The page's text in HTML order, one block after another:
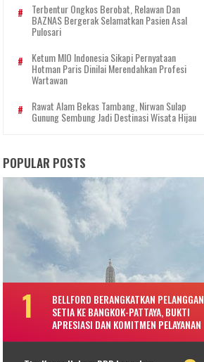
Terbentur Ongkos Berobat, Relawan Dan
BAZNAS Bergerak Selamatkan Pasien Asal
Pulosari
Ketum MIO Indonesia Sikapi Pernyataan
Hotman Paris Dinilai Merendahkan Profesi
Wartawan
Rawat Alam Bekas Tambang, Nirwan Sulap
Gunung Sembung Jadi Destinasi Wisata Hijau
POPULAR POSTS
BELLFORD BERANGKATKAN PELANGGAN
SETIA KE BANGKOK-PATTAYA, BUKTI
APRESIASI DAN KOMITMEN PELAYANAN